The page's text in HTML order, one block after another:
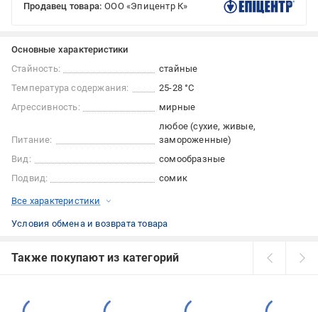
Продавец товара: ООО «Эпицентр К»
Основные характеристики
Стайность:
стайные
Температура содержания:
25-28 °С
Агрессивность:
мирные
Питание:
любое (сухие, живые,
замороженные)
Вид:
сомообразные
Подвид:
сомик
Все характеристики
Условия обмена и возврата товара
Также покупают из категорий